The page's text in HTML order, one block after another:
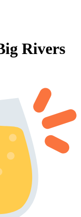
Rivers